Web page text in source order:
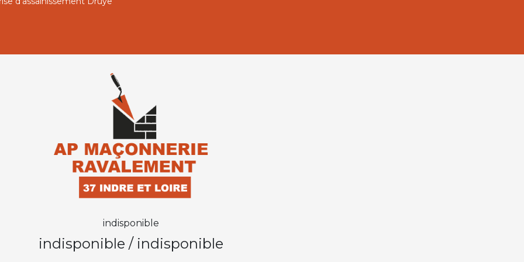
indisponible
indisponible / indisponible